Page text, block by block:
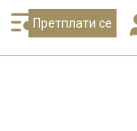
Претплати се